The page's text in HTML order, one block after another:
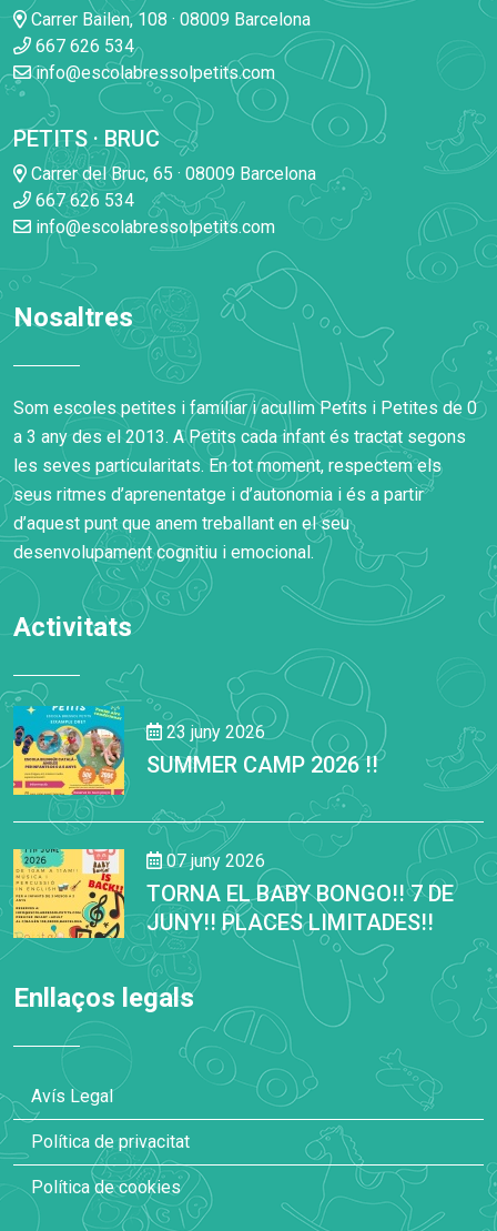
Carrer Bailen, 108 · 08009 Barcelona
667 626 534
info@escolabressolpetits.com
PETITS · BRUC
Carrer del Bruc, 65 · 08009 Barcelona
667 626 534
info@escolabressolpetits.com
Nosaltres
Som escoles petites i familiar i acullim Petits i Petites de 0
a 3 any des el 2013. A Petits cada infant és tractat segons
les seves particularitats. En tot moment, respectem els
seus ritmes d’aprenentatge i d’autonomia i és a partir
d’aquest punt que anem treballant en el seu
desenvolupament cognitiu i emocional.
Activitats
23 juny 2026
SUMMER CAMP 2026 !!
07 juny 2026
TORNA EL BABY BONGO!! 7 DE
JUNY!! PLACES LIMITADES!!
Enllaços legals
Avís Legal
Política de privacitat
Política de cookies